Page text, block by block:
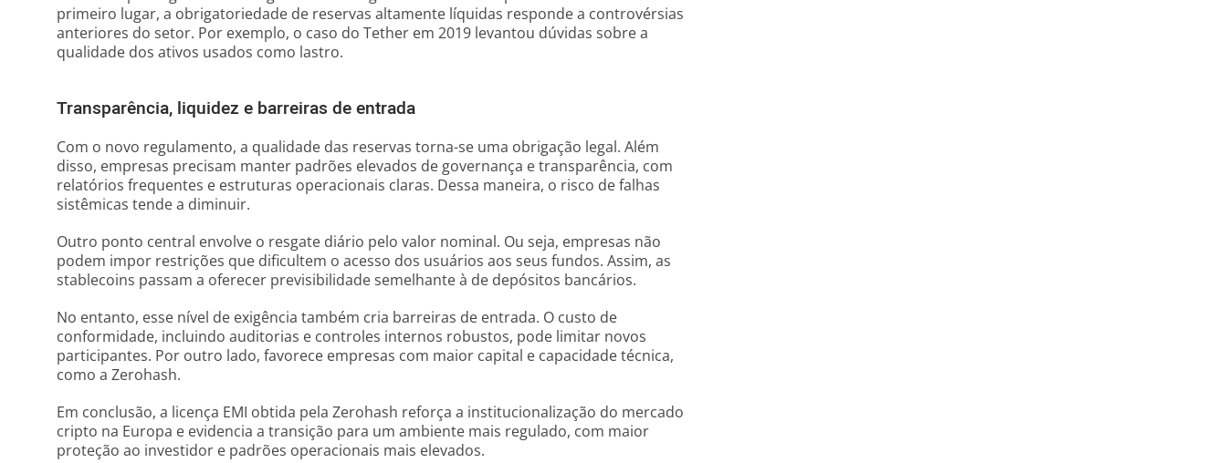
primeiro lugar, a obrigatoriedade de reservas altamente líquidas responde a controvérsias
anteriores do setor. Por exemplo, o caso do Tether em 2019 levantou dúvidas sobre a
qualidade dos ativos usados como lastro.
Transparência, liquidez e barreiras de entrada
Com o novo regulamento, a qualidade das reservas torna-se uma obrigação legal. Além
disso, empresas precisam manter padrões elevados de governança e transparência, com
relatórios frequentes e estruturas operacionais claras. Dessa maneira, o risco de falhas
sistêmicas tende a diminuir.
Outro ponto central envolve o resgate diário pelo valor nominal. Ou seja, empresas não
podem impor restrições que dificultem o acesso dos usuários aos seus fundos. Assim, as
stablecoins passam a oferecer previsibilidade semelhante à de depósitos bancários.
No entanto, esse nível de exigência também cria barreiras de entrada. O custo de
conformidade, incluindo auditorias e controles internos robustos, pode limitar novos
participantes. Por outro lado, favorece empresas com maior capital e capacidade técnica,
como a Zerohash.
Em conclusão, a licença EMI obtida pela Zerohash reforça a institucionalização do mercado
cripto na Europa e evidencia a transição para um ambiente mais regulado, com maior
proteção ao investidor e padrões operacionais mais elevados.